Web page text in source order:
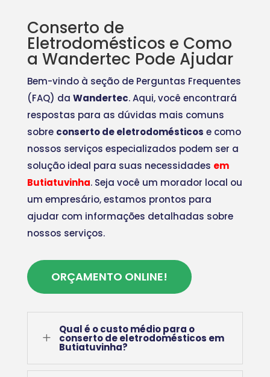
Conserto de
Eletrodomésticos e Como
a Wandertec Pode Ajudar
Bem-vindo à seção de Perguntas Frequentes
(FAQ) da Wandertec. Aqui, você encontrará
respostas para as dúvidas mais comuns
sobre conserto de eletrodomésticos e como
nossos serviços especializados podem ser a
solução ideal para suas necessidades em
Butiatuvinha. Seja você um morador local ou
um empresário, estamos prontos para
ajudar com informações detalhadas sobre
nossos serviços.
ORÇAMENTO ONLINE!
L
Qual é o custo médio para o
conserto de eletrodomésticos em
Butiatuvinha?